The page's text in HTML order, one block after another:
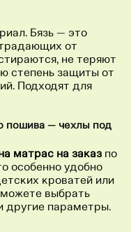
Бязь — это
от
не теряют
степень защиты от
Подходят для
пошива — чехлы под
матрас на заказпо
особенно удобно
кроватей или
выбрать
другие параметры.